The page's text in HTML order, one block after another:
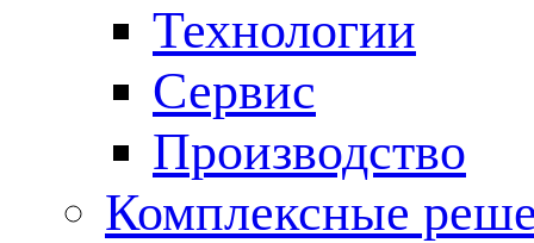
Технологии
Сервис
Производство
Комплексные